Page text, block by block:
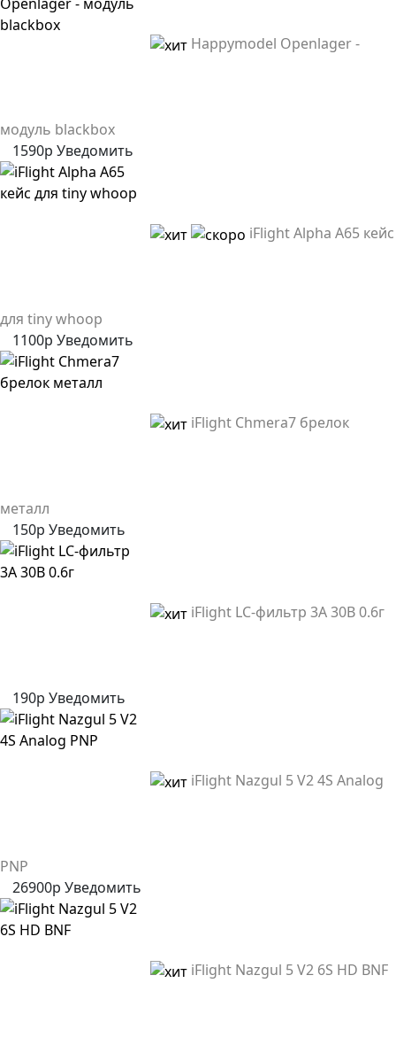
Happymodel Openlager -
модуль blackbox
1590р Уведомить
iFlight Alpha A65 кейс
для tiny whoop
1100р Уведомить
iFlight Chmera7 брелок
металл
150р Уведомить
iFlight LC-фильтр 3A 30В 0.6г
190р Уведомить
iFlight Nazgul 5 V2 4S Analog
PNP
26900р Уведомить
iFlight Nazgul 5 V2 6S HD BNF